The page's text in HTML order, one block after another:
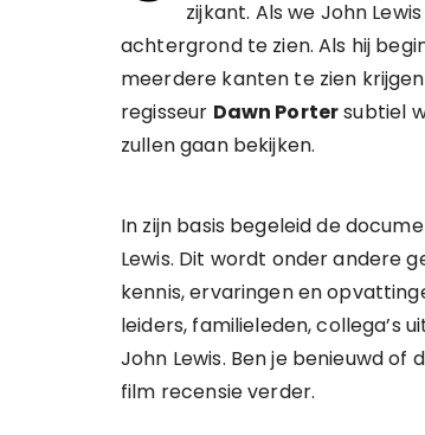
zijkant. Als we John
achtergrond te zien. Als hij
meerdere kanten te zien
regisseur Dawn Portersubtiel
zullen gaan bekijken.
In zijn basis begeleid de
Lewis. Dit wordt onder andere
kennis, ervaringen en
leiders, familieleden, collega’s
John Lewis. Ben je benieuwd of
film recensie verder.